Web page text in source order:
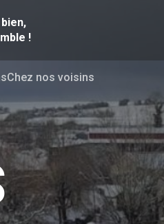
!
Chez nos voisins